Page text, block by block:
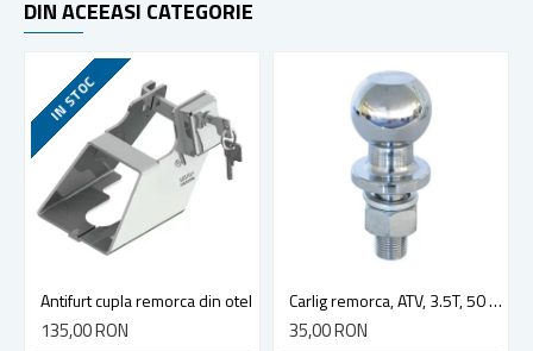
DIN ACEEASI CATEGORIE
IN STOC
Antifurt cupla remorca din otel
135,00 RON
Carlig remorca, ATV, 3.5T, 50 mm, Kraft&Dele KD11206
35,00 RON